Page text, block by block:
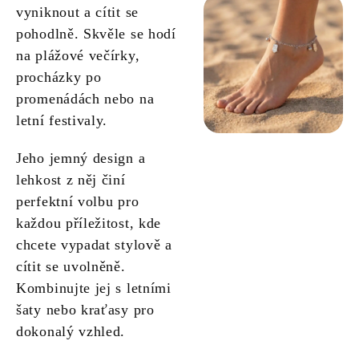
vyniknout a cítit se
pohodlně. Skvěle se hodí
na plážové večírky,
procházky po
promenádách nebo na
letní festivaly.
Jeho jemný design a
lehkost z něj činí
perfektní volbu pro
každou příležitost, kde
chcete vypadat stylově a
cítit se uvolněně.
Kombinujte jej s letními
šaty nebo kraťasy pro
dokonalý vzhled.